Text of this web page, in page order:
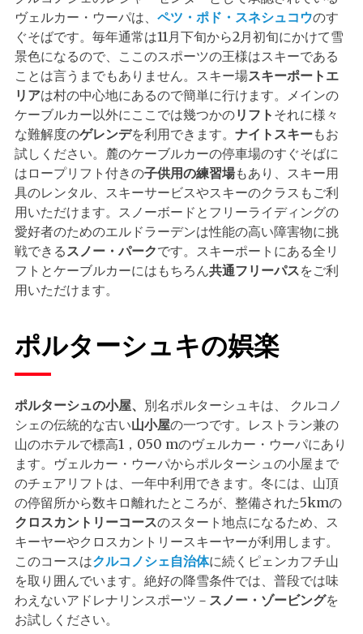
ヴェルカー・ウーパは、 ペツ・ポド・スネシュコウのす
ぐそばです。毎年通常は11月下旬から2月初旬にかけて雪
景色になるので、ここのスポーツの王様はスキーである
ことは言うまでもありません。スキー場スキーポートエ
リアは村の中心地にあるので簡単に行けます。メインの
ケーブルカー以外にここでは幾つかのリフト それに様々
な難解度のゲレンデを利用できます。 ナイトスキーもお
試しください。麓のケーブルカーの停車場のすぐそばに
はロープリフト付きの子供用の練習場もあり、スキー用
具のレンタル、スキーサービスやスキーのクラスもご利
用いただけます。スノーボードとフリーライディングの
愛好者のためのエルドラーデンは性能の高い障害物に挑
戦できるスノー・パークです。スキーポートにある全リ
フトとケーブルカーにはもちろん共通フリーパスをご利
用いただけます。
ポルターシュキの娯楽
ポルターシュの小屋、 別名ポルターシュキは、 クルコノ
シェの伝統的な古い山小屋の一つです。レストラン兼の
山のホテルで標高1，050 mのヴェルカー・ウーパにあり
ます。ヴェルカー・ウーパからポルターシュの小屋まで
のチェアリフトは、一年中利用できます。冬には、山頂
の停留所から数キロ離れたところが、整備された5kmの
クロスカントリーコースのスタート地点になるため、ス
キーヤーやクロスカントリースキーヤーが利用します。
このコースはクルコノシェ自治体に続くピェンカフチ山
を取り囲んでいます。絶好の降雪条件では、普段では味
わえないアドレナリンスポーツ－ スノー・ゾービングを
お試しください。